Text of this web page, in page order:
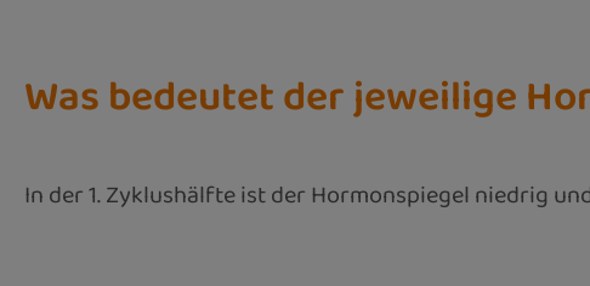
Was bedeutet der jeweilige
In der 1. Zyklushälfte ist der Hormonspiegel niedrig